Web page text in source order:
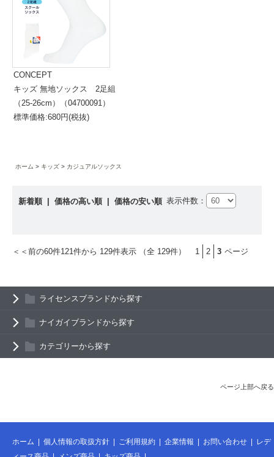
CONCEPT
キッズ 無地ソックス 2足組
（25-26cm）（04700091）
標準価格:680円(税抜)
ホーム キッズ カジュアルソックス
新着順 価格の高い順 価格の安い順 表示件数：
＜＜前の60件121件から 129件表示 （全 129件） 1 2 3 ページ
ライセンスブランドから探す
ナイガイブランドから探す
カテゴリーから探す
ページ上部へ戻る
ホーム 個人情報の取扱方針 ご利用規約 企業情報 お問い合わせ
レデ